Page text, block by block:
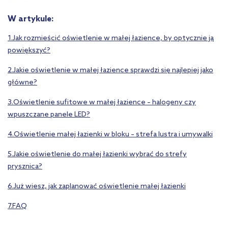
W artykule:
1.Jak rozmieścić oświetlenie w małej łazience, by optycznie ją
powiększyć?
2.Jakie oświetlenie w małej łazience sprawdzi się najlepiej jako
główne?
3.Oświetlenie sufitowe w małej łazience – halogeny czy
wpuszczane panele LED?
4.Oświetlenie małej łazienki w bloku – strefa lustra i umywalki
5.Jakie oświetlenie do małej łazienki wybrać do strefy
prysznica?
6.Już wiesz, jak zaplanować oświetlenie małej łazienki
7.FAQ